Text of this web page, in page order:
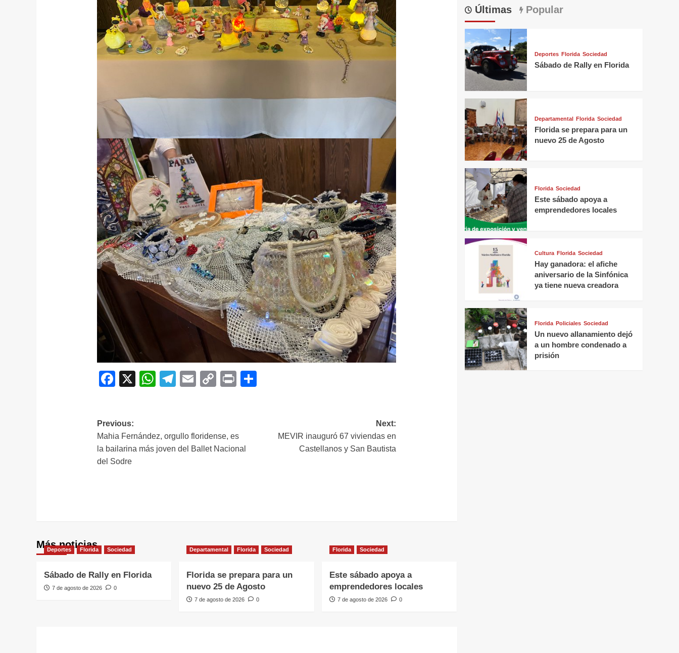
Facebook
X WhatsApp
Telegram
EmailCopyPrint
Navegación
de
entradas
Previous:
Mahia Fernández, orgullo floridense, es
la bailarina más joven del Ballet Nacional
del Sodre
Next:
MEVIR inauguró 67 viviendas en
Castellanos y San Bautista
Más noticias
Deportes Florida Sociedad
Sábado de Rally en Florida
7 de agosto de 2026 0
Departamental Florida Sociedad
Florida se prepara para un
nuevo 25 de Agosto
7 de agosto de 2026 0
Florida Sociedad
Este sábado apoya a
emprendedores locales
7 de agosto de 2026 0
Últimas Popular
Deportes Florida Sociedad
Sábado de Rally en Florida
Departamental Florida Sociedad
Florida se prepara para un
nuevo 25 de Agosto
Florida Sociedad
Este sábado apoya a
emprendedores locales
Cultura Florida Sociedad
Hay ganadora: el afiche
aniversario de la Sinfónica
ya tiene nueva creadora
Florida Policiales Sociedad
Un nuevo allanamiento dejó
a un hombre condenado a
prisión